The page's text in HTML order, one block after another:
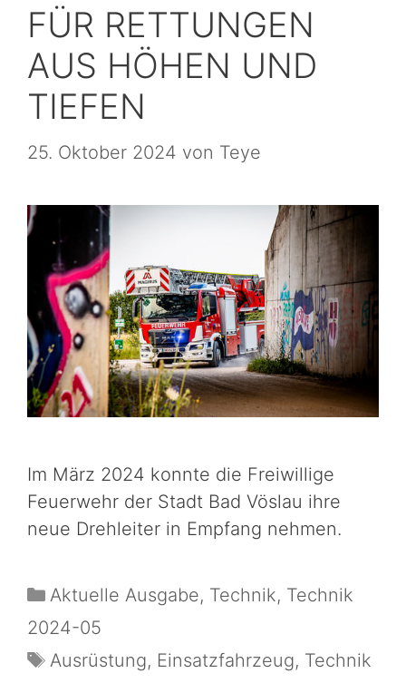
FÜR RETTUNGEN
AUS HÖHEN UND
TIEFEN
25. Oktober 2024 von Teye
Im März 2024 konnte die Freiwillige
Feuerwehr der Stadt Bad Vöslau ihre
neue Drehleiter in Empfang nehmen.
Aktuelle Ausgabe, Technik, Technik
2024-05
Ausrüstung, Einsatzfahrzeug, Technik